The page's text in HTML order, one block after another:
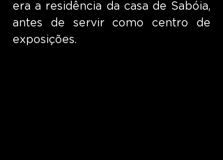
era a residência da casa de Sabóia,
antes de servir como centro de
exposições.